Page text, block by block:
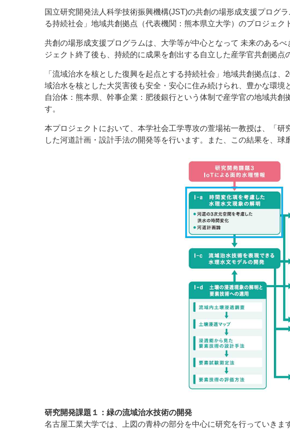
国立研究開発法人科学技術振興機構(JST)の共創の場形成支援プログ
る持続社会」地域共創拠点（代表機関：熊本県立大学）のプロジェ
共創の場形成支援プログラムは、大学等が中心となって 未来のある
ジェクト終了後も、持続的に成果を創出する自立した産学官共創拠点
「流域治水を核とした復興を起点とする持続社会」地域共創拠点は
域治水を核とした大災害後も安全・安心に住み続けられ、豊かな環
自治体：熊本県、幹事企業：肥後銀行という体制で産学官の地域共
す。
本プロジェクトにおいて、本学社会工学専攻の萱場祐一教授は、「
した河道計画・設計手法の開発等を行います。また、この結果を、
研究開発課題１：緑の流域治水技術の開発
名古屋工業大学では、上図の青枠の部分を中心に研究を行っていきま